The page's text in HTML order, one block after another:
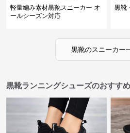
軽量編み素材黒靴スニーカー オ
ールシーズン対応
黒靴
黒靴のスニーカー
黒靴ランニングシューズのおすす